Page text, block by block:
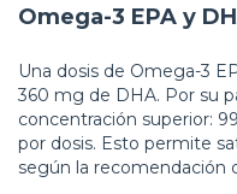
Omega-3 EPA y
Una dosis de Omega-3
360 mg de DHA. Por su
concentración superior:
por dosis. Esto permite
según la recomendación